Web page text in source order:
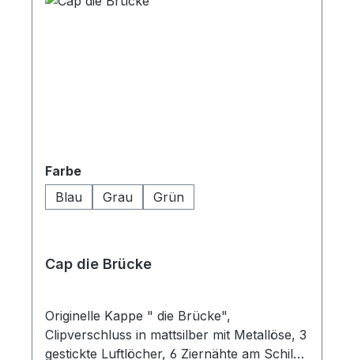
Farbeauswählen
Blau
Grau Grün
Cap die Brücke
Originelle Kappe " die Brücke",
Clipverschluss in mattsilber mit Metallöse, 3
gestickte Luftlöcher, 6 Ziernähte am Schild,